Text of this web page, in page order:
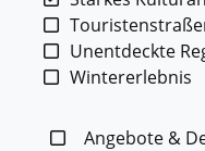
Unentdeckte
Wintererlebnis
Angebote &